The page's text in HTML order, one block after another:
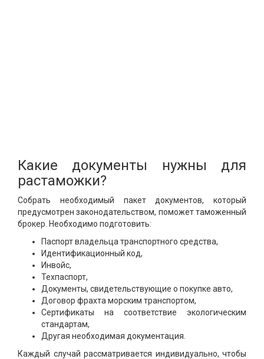
Какие документы нужны для
растаможки?
Собрать необходимый пакет документов, который
предусмотрен законодательством, поможет таможенный
брокер. Необходимо подготовить:
Паспорт владельца транспортного средства,
Идентификационный код,
Инвойс,
Техпаспорт,
Документы, свидетельствующие о покупке авто,
Договор фрахта морским транспортом,
Сертификаты на соответствие экологическим
стандартам,
Другая необходимая документация.
Каждый случай рассматривается индивидуально, чтобы